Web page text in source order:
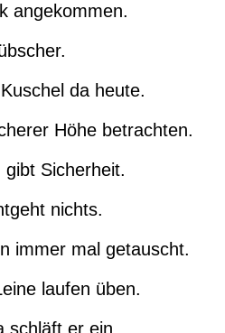
angekommen.
da heute.
Höhe betrachten.
gibt Sicherheit.
nichts.
immer mal getauscht.
laufen üben.
schläft er ein.